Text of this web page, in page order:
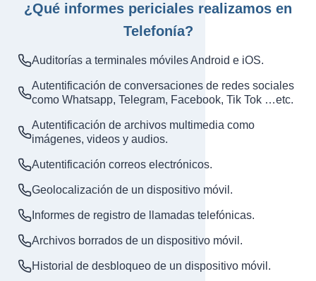
¿Qué informes periciales realizamos en
Telefonía?
Auditorías a terminales móviles Android e iOS.
Autentificación de conversaciones de redes sociales
como Whatsapp, Telegram, Facebook, Tik Tok …etc.
Autentificación de archivos multimedia como
imágenes, videos y audios.
Autentificación correos electrónicos.
Geolocalización de un dispositivo móvil.
Informes de registro de llamadas telefónicas.
Archivos borrados de un dispositivo móvil.
Historial de desbloqueo de un dispositivo móvil.